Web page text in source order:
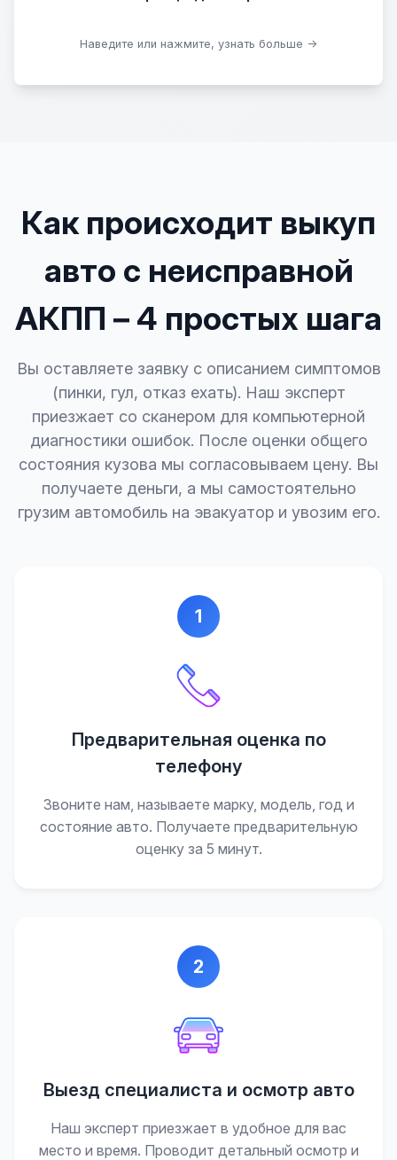
Наведите или нажмите, узнать больше →
Скачать образцы
Как происходит выкуп
авто с неисправной
АКПП – 4 простых шага
Вы оставляете заявку с описанием симптомов
(пинки, гул, отказ ехать). Наш эксперт
приезжает со сканером для компьютерной
диагностики ошибок. После оценки общего
состояния кузова мы согласовываем цену. Вы
получаете деньги, а мы самостоятельно
грузим автомобиль на эвакуатор и увозим его.
1
Предварительная оценка по
телефону
Звоните нам, называете марку, модель, год и
состояние авто. Получаете предварительную
оценку за 5 минут.
2
Выезд специалиста и осмотр авто
Наш эксперт приезжает в удобное для вас
место и время. Проводит детальный осмотр и